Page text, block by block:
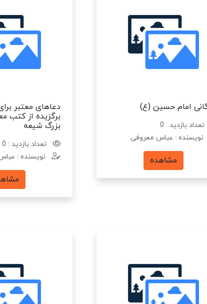
امام حسین (ع)
تعداد بازدید : 0
نویسنده : عباس معروفی
مشاهده
دعاهای معتبر
برگزیده از کتب
بزرگ شیعه
تعداد بازدید : 0
نویسنده :